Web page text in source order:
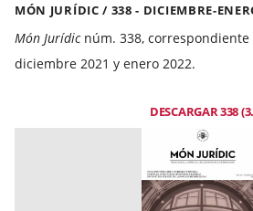
MÓN JURÍDIC / 338 - DICIEMBRE-
Món Jurídicnúm. 338, correspondiente
diciembre 2021 y enero 2022.
DESCARGAR 338